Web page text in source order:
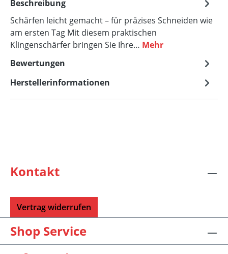
Beschreibung
Schärfen leicht gemacht – für präzises Schneiden wie
am ersten Tag Mit diesem praktischen
Klingenschärfer bringen Sie Ihre… Mehr
Bewertungen
Herstellerinformationen
Kontakt
Vertrag widerrufen
Shop Service